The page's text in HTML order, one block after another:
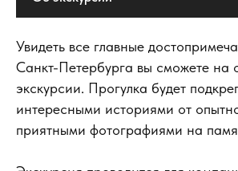
Увидеть все главные
Санкт-Петербурга вы сможете на
экскурсии. Прогулка будет
интересными историями от
приятными фотографиями на